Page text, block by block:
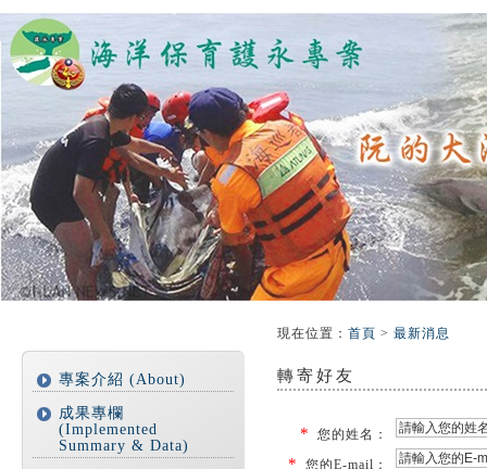
專案介紹 (About)
成果專欄
(Implemented
Summary & Data)
現在位置 ： 首頁 > 最新消息
轉寄好友
* 您的姓名：
* 您的E-mail：